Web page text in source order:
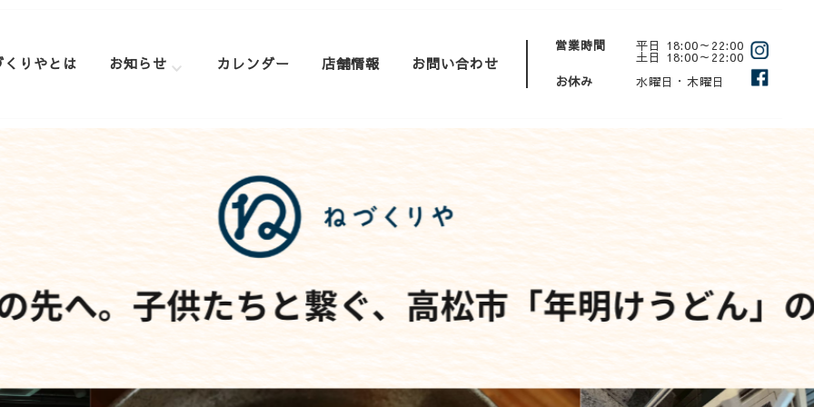
くりやとは お知らせ カレンダー 店舗情報 お問い合わせ
営業時間 平日 18:00～22:00
土日 18:00～22:00
お休み
水曜日・木曜日